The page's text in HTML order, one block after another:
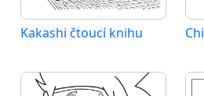
Kakashi čtoucí knihu